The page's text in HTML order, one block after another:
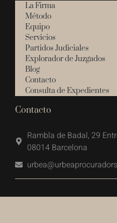
La Firma
Método
Equipo
Servicios
Partidos Judiciales
Explorador de Juzgados
Blog
Contacto
Consulta de Expedientes
Contacto
Rambla de Badal, 29
08014 Barcelona